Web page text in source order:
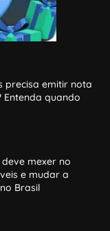
precisa emitir nota
Entenda quando
mexer no
e mudar a
Brasil